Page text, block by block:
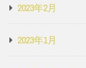
2023年2月
2023年1月